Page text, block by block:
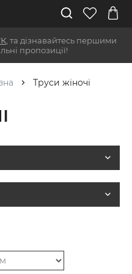
, та дізнавайтесь першими
пропозиції!
Труси жіночі